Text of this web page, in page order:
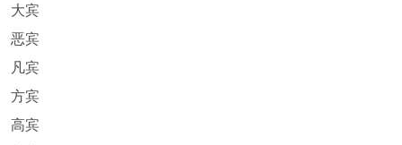
大宾
恶宾
凡宾
方宾
高宾